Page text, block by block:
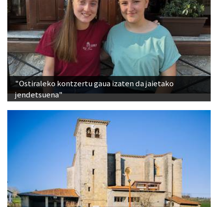
"Ostiraleko kontzertu gaua izaten da jaietako
jendetsuena"